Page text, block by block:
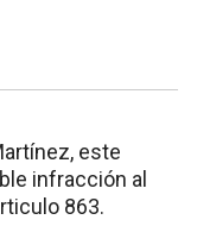
este
infracción al
863.